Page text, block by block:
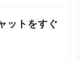
ットをすぐ